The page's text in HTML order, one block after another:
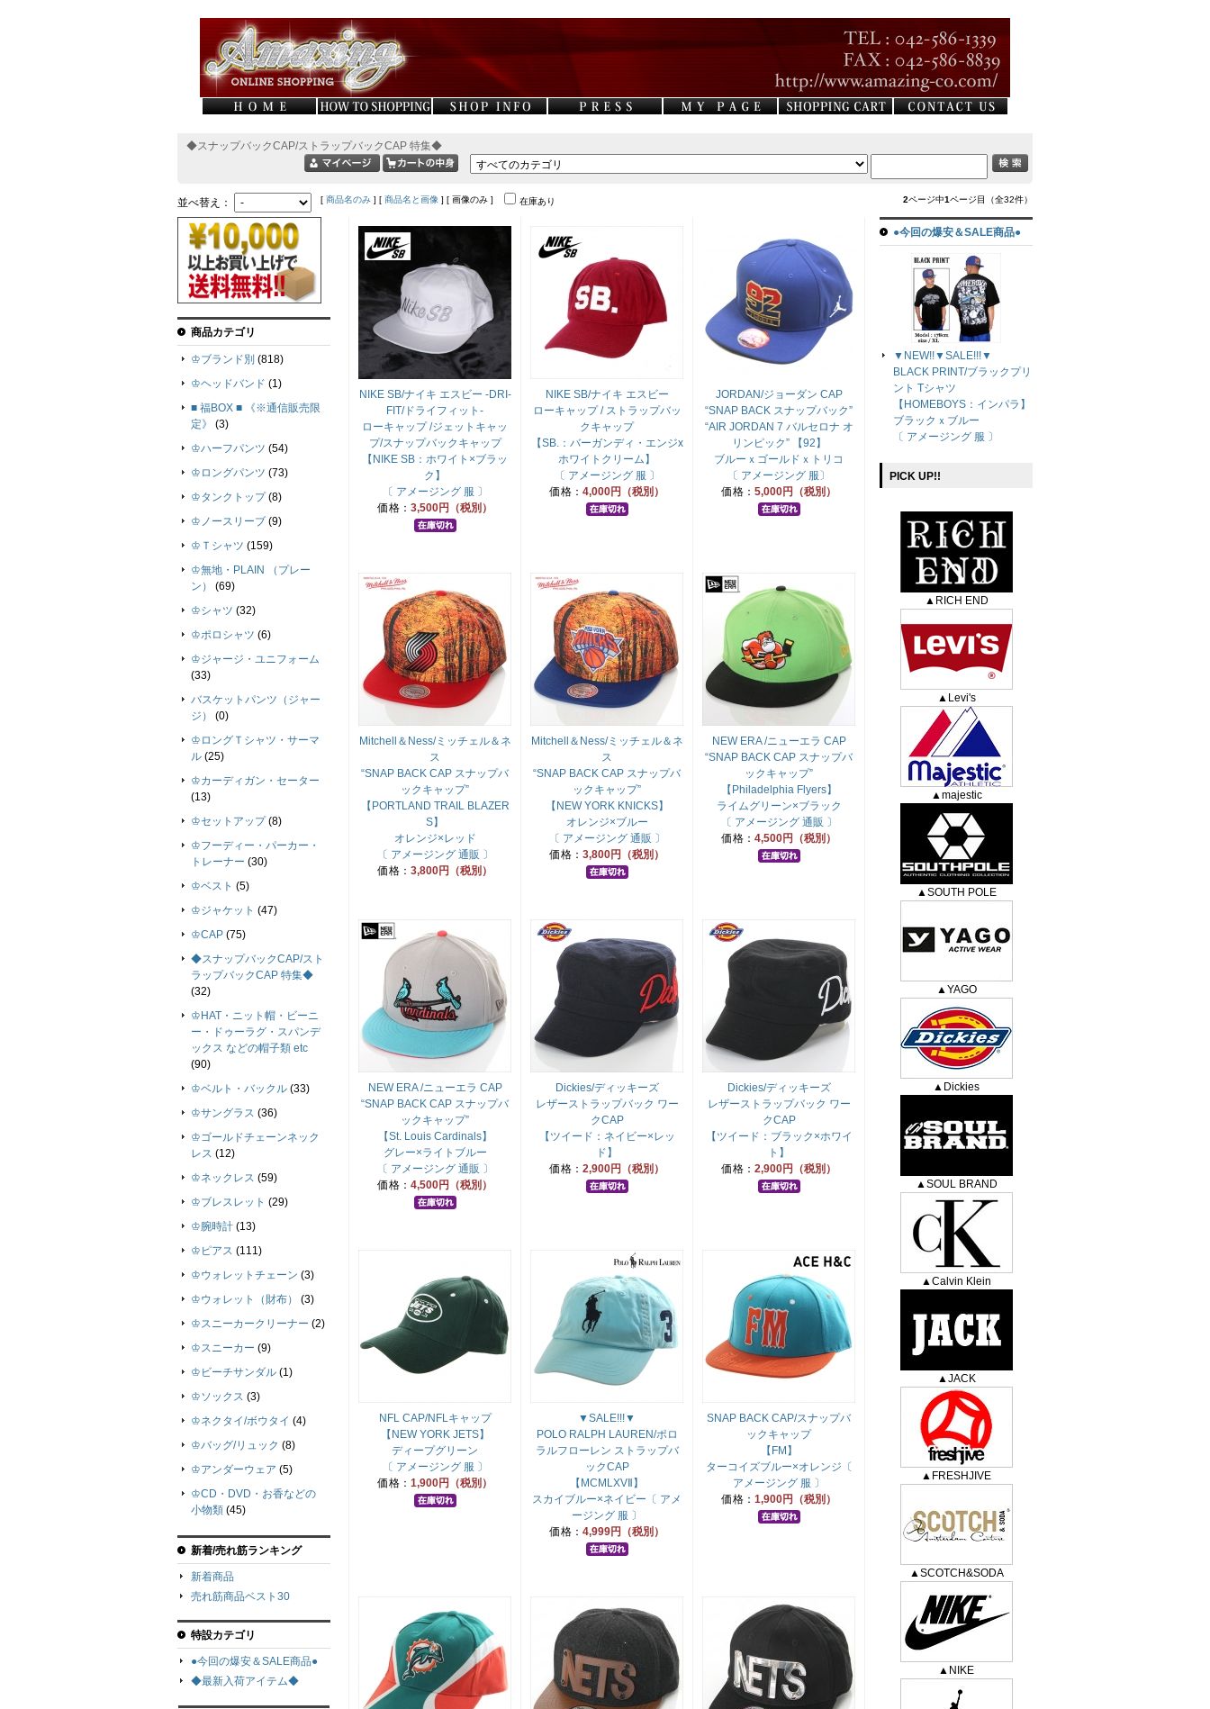
◆スナップバックCAP/ストラップバックCAP 特集◆
並べ替え： [ 商品名のみ ] [ 商品名と画像 ] [ 画像のみ ] 在庫あり 2ページ中1ページ目（全32件）
NIKE SB/ナイキ エスビー -DRI-
FIT/ドライフィット-
ローキャップ /ジェットキャッ
プ/スナップバックキャップ
【NIKE SB：ホワイト×ブラッ
ク】
〔 アメージング 服 〕
価格： 3,500円（税別）
NIKE SB/ナイキ エスビー
ローキャップ / ストラップバッ
クキャップ
【SB.：バーガンディ・エンジx
ホワイトクリーム】
〔 アメージング 服 〕
価格： 4,000円（税別）
JORDAN/ジョーダン CAP
“SNAP BACK スナップバック”
“AIR JORDAN 7 バルセロナ オ
リンピック” 【92】
ブルーｘゴールドｘトリコ
〔 アメージング 服〕
価格： 5,000円（税別）
Mitchell＆Ness/ミッチェル＆ネ
ス
“SNAP BACK CAP スナップバ
ックキャップ”
【PORTLAND TRAIL BLAZER
S】
オレンジ×レッド
〔 アメージング 通販 〕
価格： 3,800円（税別）
Mitchell＆Ness/ミッチェル＆ネ
ス
“SNAP BACK CAP スナップバ
ックキャップ”
【NEW YORK KNICKS】
オレンジ×ブルー
〔 アメージング 通販 〕
価格： 3,800円（税別）
NEW ERA /ニューエラ CAP
“SNAP BACK CAP スナップバ
ックキャップ”
【Philadelphia Flyers】
ライムグリーン×ブラック
〔 アメージング 通販 〕
価格： 4,500円（税別）
NEW ERA /ニューエラ CAP
“SNAP BACK CAP スナップバ
ックキャップ”
【St. Louis Cardinals】
グレー×ライトブルー
〔 アメージング 通販 〕
価格： 4,500円（税別）
Dickies/ディッキーズ
レザーストラップバック ワー
クCAP
【ツイード：ネイビー×レッ
ド】
価格： 2,900円（税別）
Dickies/ディッキーズ
レザーストラップバック ワー
クCAP
【ツイード：ブラック×ホワイ
ト】
価格： 2,900円（税別）
NFL CAP/NFLキャップ
【NEW YORK JETS】
ディープグリーン
〔 アメージング 服 〕
価格： 1,900円（税別）
▼SALE!!!▼
POLO RALPH LAUREN/ポロ
ラルフローレン ストラップバ
ックCAP
【MCMLXVⅡ】
スカイブルー×ネイビー〔 アメ
ージング 服 〕
価格： 4,999円（税別）
SNAP BACK CAP/スナップバ
ックキャップ
【FM】
ターコイズブルー×オレンジ〔
アメージング 服 〕
価格： 1,900円（税別）
商品カテゴリ
♔ブランド別 (818)
♔ヘッドバンド (1)
■ 福BOX ■ 《※通信販売限
定》
(3)
♔ハーフパンツ (54)
♔ロングパンツ (73)
♔タンクトップ (8)
♔ノースリーブ (9)
♔Ｔシャツ (159)
♔無地・PLAIN （プレー
ン）
(69)
♔シャツ (32)
♔ポロシャツ (6)
♔ジャージ・ユニフォーム
(33)
バスケットパンツ（ジャー
ジ）
(0)
♔ロングＴシャツ・サーマ
ル (25)
♔カーディガン・セーター
(13)
♔セットアップ (8)
♔フーディー・パーカー・
トレーナー (30)
♔ベスト (5)
♔ジャケット (47)
♔CAP (75)
◆スナップバックCAP/スト
ラップバックCAP 特集◆
(32)
♔HAT・ニット帽・ビーニ
ー・ドゥーラグ・スパンデ
ックス などの帽子類 etc
(90)
♔ベルト・バックル (33)
♔サングラス (36)
♔ゴールドチェーンネック
レス (12)
♔ネックレス (59)
♔ブレスレット (29)
♔腕時計 (13)
♔ピアス (111)
♔ウォレットチェーン (3)
♔ウォレット（財布）
(3)
♔スニーカークリーナー (2)
♔スニーカー (9)
♔ビーチサンダル (1)
♔ソックス (3)
♔ネクタイ/ボウタイ (4)
♔バッグ/リュック (8)
♔アンダーウェア (5)
♔CD・DVD・お香などの
小物類 (45)
新着/売れ筋ランキング
新着商品
売れ筋商品ベスト30
特設カテゴリ
●今回の爆安＆SALE商品●
◆最新入荷アイテム◆
●今回の爆安＆SALE商品●
▼NEW!!▼SALE!!!▼
BLACK PRINT/ブラックプリ
ント Tシャツ
【HOMEBOYS：インパラ】
ブラックｘブルー
〔 アメージング 服 〕
PICK UP!!
▲RICH END
▲Levi's
▲majestic
▲SOUTH POLE
▲YAGO
▲Dickies
▲SOUL BRAND
▲Calvin Klein
▲JACK
▲FRESHJIVE
▲SCOTCH&SODA
▲NIKE